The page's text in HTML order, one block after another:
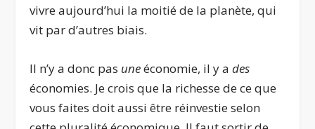
vivre aujourd’hui la moitié de la planète, qui
vit par d’autres biais.
Il n’y a donc pas uneéconomie, il y ades
économies. Je crois que la richesse de ce que
vous faites doit aussi être réinvestie selon